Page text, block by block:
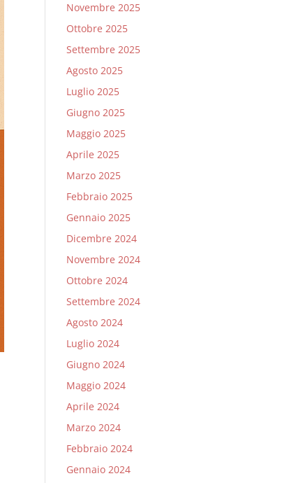
Novembre 2025
Ottobre 2025
Settembre 2025
Agosto 2025
Luglio 2025
Giugno 2025
Maggio 2025
Aprile 2025
Marzo 2025
Febbraio 2025
Gennaio 2025
Dicembre 2024
Novembre 2024
Ottobre 2024
Settembre 2024
Agosto 2024
Luglio 2024
Giugno 2024
Maggio 2024
Aprile 2024
Marzo 2024
Febbraio 2024
Gennaio 2024